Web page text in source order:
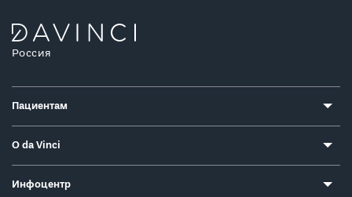
Россия
Пациентам
О da Vinci
Инфоцентр